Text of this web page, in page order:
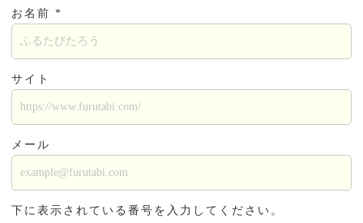
お名前 *
サイト
メール
下に表示されている番号を入力してください。